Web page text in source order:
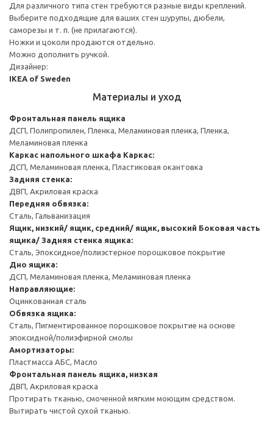
Для различного типа стен требуются разные виды креплений.
Выберите подходящие для ваших стен шурупы, дюбели,
саморезы и т. п. (не прилагаются).
Ножки и цоколи продаются отдельно.
Можно дополнить ручкой.
Дизайнер:
IKEA of Sweden
Материалы и уход
Фронтальная панель ящика
ДСП, Полипропилен, Пленка, Меламиновая пленка, Пленка,
Меламиновая пленка
Каркас напольного шкафа Каркас:
ДСП, Меламиновая пленка, Пластиковая окантовка
Задняя стенка:
ДВП, Акриловая краска
Передняя обвязка:
Сталь, Гальванизация
Ящик, низкий/ ящик, средний/ ящик, высокий Боковая часть
ящика/ Задняя стенка ящика:
Сталь, Эпоксидное/полиэстерное порошковое покрытие
Дно ящика:
ДСП, Меламиновая пленка, Меламиновая пленка
Направляющие:
Оцинкованная сталь
Обвязка ящика:
Сталь, Пигментированное порошковое покрытие на основе
эпоксидной/полиэфирной смолы
Амортизаторы:
Пластмасса АБС, Масло
Фронтальная панель ящика, низкая
ДВП, Акриловая краска
Протирать тканью, смоченной мягким моющим средством.
Вытирать чистой сухой тканью.